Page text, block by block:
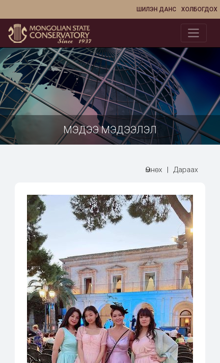
ХОЛБОГДОХ
ШИЛЭН ДАНС
МЭДЭЭ МЭДЭЭЛЭЛ
Өмнөх | Дараах